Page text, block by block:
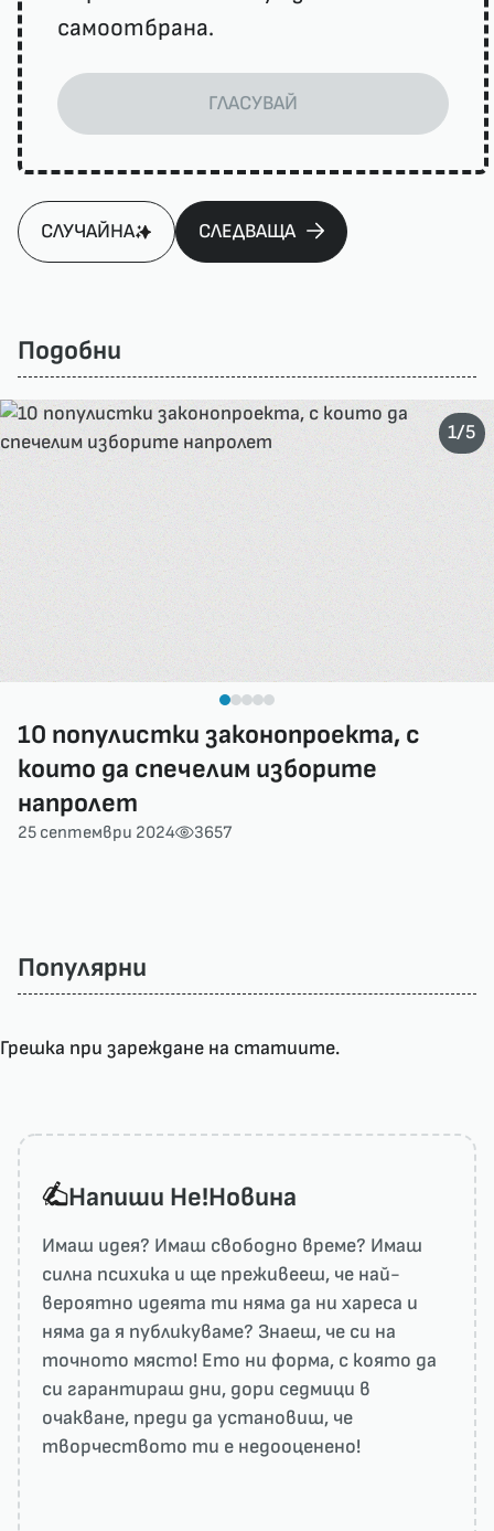
самоотбрана.
ГЛАСУВАЙ
СЛУЧАЙНА СЛЕДВАЩА
Подобни
10 популистки законопроекта, с
които да спечелим изборите
напролет
25 септември 2024 3657
1/5
Популярни
Грешка при зареждане на статиите.
Напиши He!Новина
Имаш идея? Имаш свободно време? Имаш
силна психика и ще преживееш, че най-
вероятно идеята ти няма да ни харесa и
няма да я публикуваме? Знаеш, че си на
точното място! Ето ни форма, с която да
си гарантираш дни, дори седмици в
очакване, преди да установиш, че
творчеството ти е недооценено!